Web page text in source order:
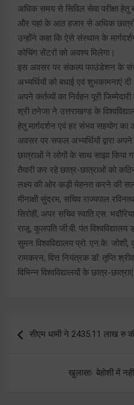
अधिक समय से सिविल सेवा परीक्षा हेतु
और यहां के आठ हजार से अधिक
उन्होंने कहा कि ऐसे संस्थान के
कोचिंग सेंटरों को अवश्य मिलेगा।
इस अवसर पर संकल्प फाउंडेशन के
अभ्यर्थियों को बधाई एवं शुभकामनाएं
अपने कर्तव्यों का निर्वहन पूरी
श्री तनेजा ने उत्तराखण्ड के
हेतु मार्गदर्शन एवं हर संभव सहयोग का
अवसर पर सफल अभ्यर्थियों द्वारा
छात्राओं ने लोगों के साथ साझा किया
तैयारी कर रहे छात्र-छात्राओं को
लक्ष्य की ओर कड़ी मेहनत करने की
मीनाक्षी सुंदरम, सचिव राज्यपाल
सिरोही, अपर सचिव स्वाति एस.
राजू, कुलपति जी.बी. पंत
सुमन विश्वविद्यालय प्रो. एन.के. जोशी,
रामकरन, वित्त नियंत्रक डॉ. तृप्ति
विभिन्न विश्वविद्यालयों के छात्र-
navigation
सीएम धामी ने 2435.11 लाख रु
खुलासाः बेहोशी में